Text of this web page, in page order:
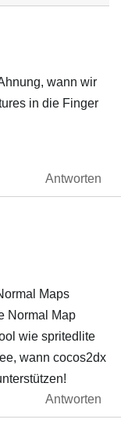
wann wir
in die Finger
Antworten
Maps
Normal Map
wie spritedlite
wann cocos2dx
Antworten